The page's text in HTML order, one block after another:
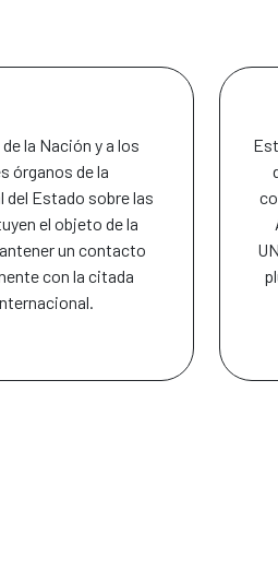
la Nación y a los
órganos de la
del Estado sobre las
el objeto de la
un contacto
con la citada